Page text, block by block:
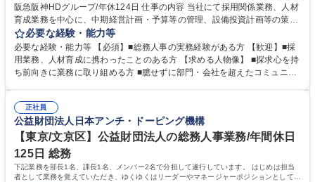
阪急阪神HDグループ/年休124日 仕事の内容 当社にて採用関係業務、人材
育成業務を中心に、中期経営計画・予算等の管理、設備投資計画等の策
定、さらに社内の重要会議の運営等、経営の根幹となる幅広い総務人事業
務全般を担当していただきます。 【主な業務内容】 ■採用関係業務および
人材育成(社員研修)業務の推進 ■中期経営計画および予算等の管理 ■設備
投資計画等の策定 ■社内の重要会議の運営 ■その他総務人事業務全般 【入
務人事】経験者歓迎！/阪急阪神HDグループ/年休124日
必要な経験・能力等
必要な経験・能力等 【必須】■総務人事の実務経験がある方 【歓迎】■採
用業務、人材育成に携わったことのある方 【求める人物像】 ■探求心を持
ち前向きに業務に取り組める方 ■臆せずに部門・会社を超えたコミュニケ
囲のメンバーと協調しつつ主体性を持って能動的に業務を推進できる方 学
歴・資格 学歴：大学院 大学 高専 短大 専修学校 高校 語学力： 資格：
正社員
公益財団法人日本アンチ・ドーピング機構
【東京/文京区】公益財団法人の総務人事業務/年間休日
125日 総務
下記業務を部長1名、課長1名、メンバー2名で分担して遂行しています。 はじめは担当
者として業務を覚えていただき、ゆくゆくはリーダーやマネージャーポジションとして活